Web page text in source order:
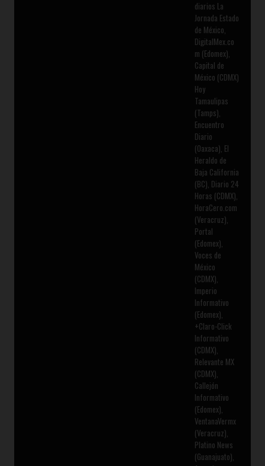
diarios La
Jornada Estado
de México,
DigitalMex.co
m (Edomex),
Capital de
México (CDMX)
Hoy
Tamaulipas
(Tamps),
Encuentro
Diario
(Oaxaca), El
Heraldo de
Baja California
(BC), Diario 24
Horas (CDMX),
HoraCero.com
(Veracruz),
Portal
(Edomex),
Voces de
México
(CDMX),
Imperio
Informativo
(Edomex),
+Claro-Click
Informativo
(CDMX),
Relevante MX
(CDMX),
Callejón
Informativo
(Edomex),
VentanaVermx
(Veracruz),
Platino News
(Guanajuato),